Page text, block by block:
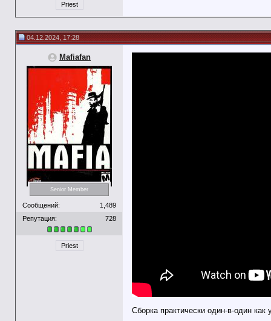
Priest
04.12.2024, 17:28
Mafiafan
Senior Member
Сообщений:
1,489
Репутация:
728
Priest
Cборка практически один-в-один